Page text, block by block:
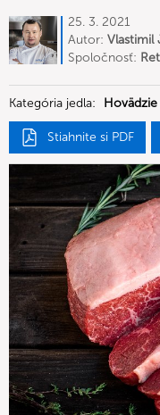
25. 3. 2021
Autor: Vlastimil
Spoločnosť:
Kategória jedla:
Stiahnite si PDF